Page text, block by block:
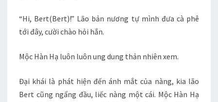
“Hi, Bert(Bert)!” Lão bản nương tự mình đưa cà phê
tới đây, cười chào hỏi hắn.
Mộc Hàn Hạ luôn luôn ung dung thản nhiên xem.
Đại khái là phát hiện đến ánh mắt của nàng, kia lão
Bert cũng ngẩng đầu, liếc nàng một cái. Mộc Hàn Hạ